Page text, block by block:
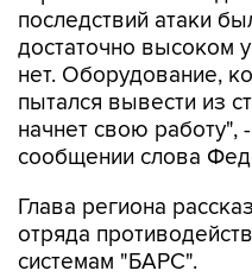
последствий атаки
достаточно высоком
нет. Оборудование,
пытался вывести из
начнет свою работу",
сообщении слова
Глава региона
отряда
системам "БАРС".